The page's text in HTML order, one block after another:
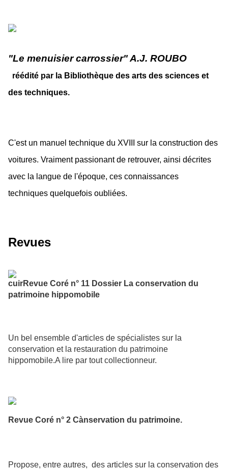
"Le menuisier carrossier" A.J. ROUBO
réédité par la Bibliothèque des arts des sciences et
des techniques.
C'est un manuel technique du XVIII sur la construction des
voitures. Vraiment passionant de retrouver, ainsi décrites
avec la langue de l'époque, ces connaissances
techniques quelquefois oubliées.
Revues
cuirRevue Coré n° 11 Dossier La conservation du
patrimoine hippomobile
Un bel ensemble d'articles de spécialistes sur la
conservation et la restauration du patrimoine
hippomobile.A lire par tout collectionneur.
Revue Coré n° 2 Cànservation du patrimoine.
Propose, entre autres, des articles sur la conservation des